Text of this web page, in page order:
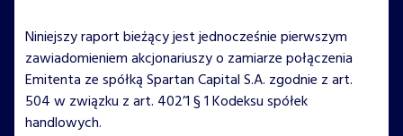
Niniejszy raport bieżący jest jednocześnie pierwszym
zawiadomieniem akcjonariuszy o zamiarze połączenia
Emitenta ze spółką Spartan Capital S.A. zgodnie z art.
504 w związku z art. 402’1 § 1 Kodeksu spółek
handlowych.